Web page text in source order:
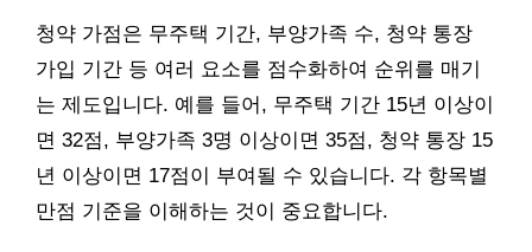
청약 가점은 무주택 기간, 부양가족 수, 청약 통장
가입 기간 등 여러 요소를 점수화하여 순위를 매기
는 제도입니다. 예를 들어, 무주택 기간 15년 이상이
면 32점, 부양가족 3명 이상이면 35점, 청약 통장 15
년 이상이면 17점이 부여될 수 있습니다. 각 항목별
만점 기준을 이해하는 것이 중요합니다.